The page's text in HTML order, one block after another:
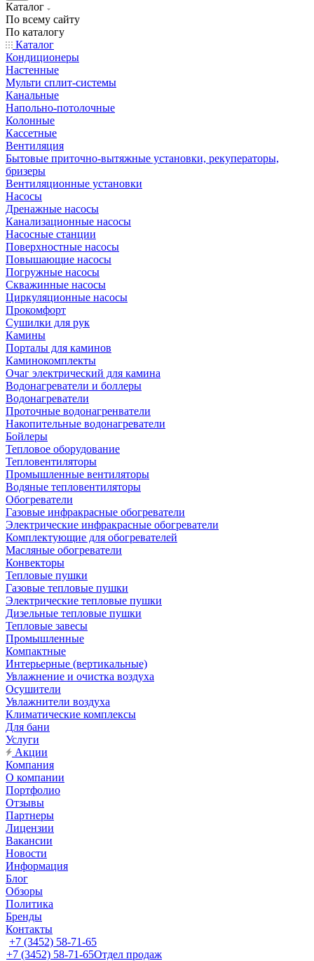
Каталог
По всему сайту
По каталогу
Каталог
Кондиционеры
Настенные
Мульти сплит-системы
Канальные
Напольно-потолочные
Колонные
Кассетные
Вентиляция
Бытовые приточно-вытяжные установки, рекуператоры,
бризеры
Вентиляционные установки
Насосы
Дренажные насосы
Канализационные насосы
Насосные станции
Поверхностные насосы
Повышающие насосы
Погружные насосы
Скважинные насосы
Циркуляционные насосы
Прокомфорт
Сушилки для рук
Камины
Порталы для каминов
Каминокомплекты
Очаг электрический для камина
Водонагреватели и боллеры
Водонагреватели
Проточные водонагренватели
Накопительные водонагреватели
Бойлеры
Тепловое оборудование
Тепловентиляторы
Промышленные вентиляторы
Водяные тепловентиляторы
Обогреватели
Газовые инфракрасные обогреватели
Электрические инфракрасные обогреватели
Комплектующие для обогревателей
Масляные обогреватели
Конвекторы
Тепловые пушки
Газовые тепловые пушки
Электрические тепловые пушки
Дизельные тепловые пушки
Тепловые завесы
Промышленные
Компактные
Интерьерные (вертикальные)
Увлажнение и очистка воздуха
Осушители
Увлажнители воздуха
Климатические комплексы
Для бани
Услуги
Акции
Компания
О компании
Портфолио
Отзывы
Партнеры
Лицензии
Вакансии
Новости
Информация
Блог
Обзоры
Политика
Бренды
Контакты
+7 (3452) 58-71-65
+7 (3452) 58-71-65Отдел продаж